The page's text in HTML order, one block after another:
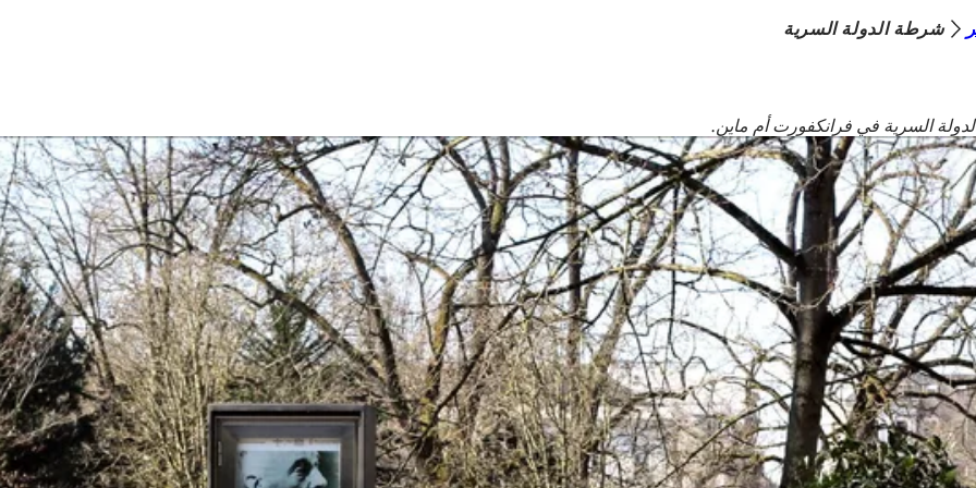
شرطة الدولة السرية